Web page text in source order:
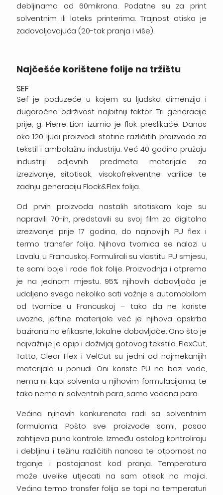
debljinama od 60mikrona. Podatne su za print
solventnim ili lateks printerima. Trajnost otiska je
zadovoljavajuća (20-tak pranja i više).
Najčešće korištene folije na tržištu
SEF
Sef je poduzeće u kojem su ljudska dimenzija i
dugoročna održivost najbitniji faktor. Tri generacije
prije, g. Pierre Lion izumio je flok preslikače. Danas
oko 120 ljudi proizvodi stotine različitih proizvoda za
tekstil i ambalažnu industriju. Već 40 godina pružaju
industriji odjevnih predmeta materijale za
izrezivanje, sitotisak, visokofrekventne varilice te
zadnju generaciju Flock&Flex folija.
Od prvih proizvoda nastalih sitotiskom koje su
napravili 70-ih, predstavili su svoj film za digitalno
izrezivanje prije 17 godina, do najnovijih PU flex i
termo transfer folija. Njihova tvornica se nalazi u
Lavalu, u Francuskoj. Formulirali su vlastitu PU smjesu,
te sami boje i rade flok folije. Proizvodnja i otprema
je na jednom mjestu. 95% njihovih dobavljača je
udaljeno svega nekoliko sati vožnje s automobilom
od tvornice u Francuskoj – tako da ne koriste
uvozne, jeftine materijale već je njihova opskrba
bazirana na efikasne, lokalne dobavljače. Ono što je
najvažnije je opip i doživljaj gotovog tekstila. FlexCut,
Tatto, Clear Flex i VelCut su jedni od najmekanijih
materijala u ponudi. Oni koriste PU na bazi vode,
nema ni kapi solventa u njihovim formulacijama, te
tako nema ni solventnih para, samo vodena para.
Većina njihovih konkurenata radi sa solventnim
formulama. Pošto sve proizvode sami, posao
zahtijeva puno kontrole. Između ostalog kontroliraju
i debljinu i težinu različitih nanosa te otpornost na
trganje i postojanost kod pranja. Temperatura
može uvelike utjecati na sam otisak na majici.
Većina termo transfer folija se topi na temperaturi